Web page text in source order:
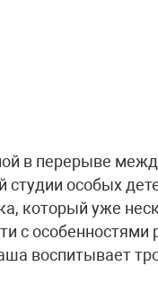
в перерыве
студии особых
который уже
с особенностями
воспитывает